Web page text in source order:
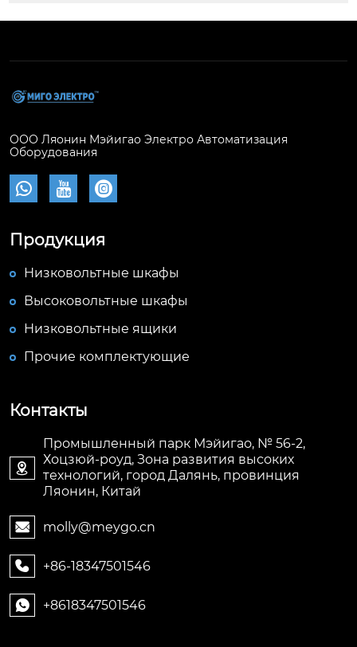
ООО Ляонин Мэйигао Электро Автоматизация
Оборудования
  
Продукция
Низковольтные шкафы
Высоковольтные шкафы
Низковольтные ящики
Прочие комплектующие
Контакты

Промышленный парк Мэйигао, № 56-2,
Хоцзюй-роуд, Зона развития высоких
технологий, город Далянь, провинция
Ляонин, Китай
 molly@meygo.cn
 +86-18347501546
 +8618347501546